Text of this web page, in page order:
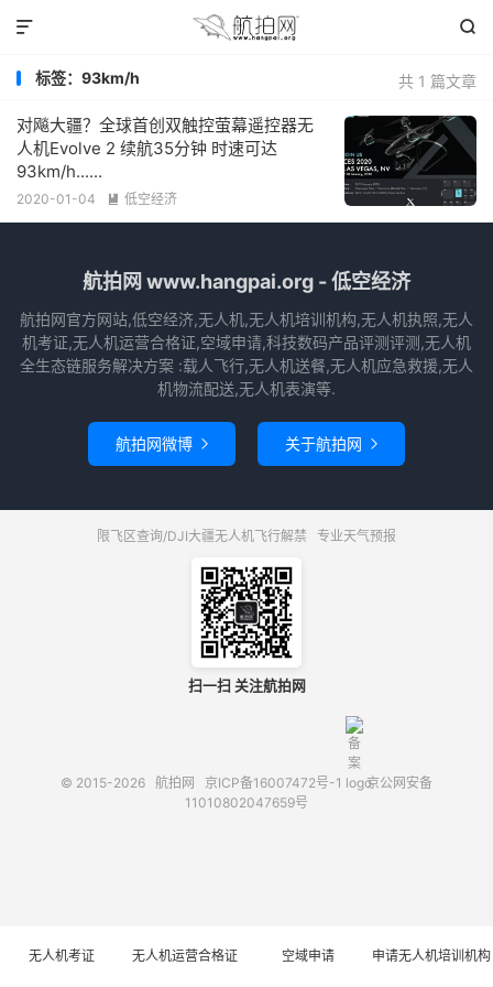


共 1 篇文章
标签：93km/h
对飚大疆？全球首创双触控萤幕遥控器无
人机Evolve 2 续航35分钟 时速可达
93km/h......
2020-01-04  低空经济
航拍网 www.hangpai.org - 低空经济
航拍网官方网站,低空经济,无人机,无人机培训机构,无人机执照,无人
机考证,无人机运营合格证,空域申请,科技数码产品评测评测,无人机
全生态链服务解决方案 :载人飞行,无人机送餐,无人机应急救援,无人
机物流配送,无人机表演等.
航拍网微博  关于航拍网 
限飞区查询/DJI大疆无人机飞行解禁 专业天气预报
扫一扫 关注航拍网
© 2015-2026 航拍网 京ICP备16007472号-1
京公网安备
11010802047659号
无人机考证 无人机运营合格证 空域申请 申请无人机培训机构